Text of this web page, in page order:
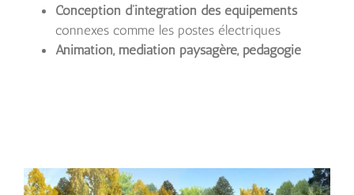
Conception d’intégration des équipements
connexes comme les postes électriques
Animation, médiation paysagère, pédagogie